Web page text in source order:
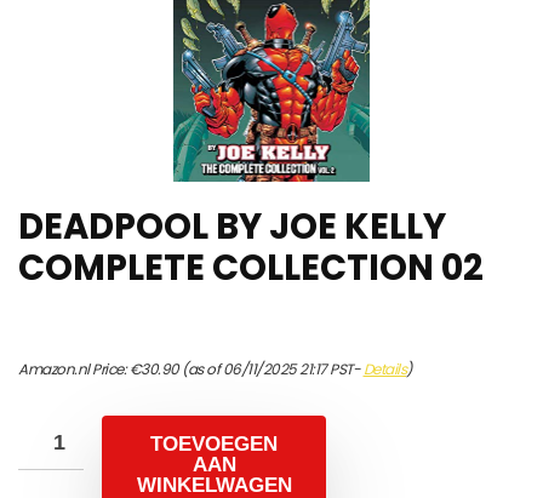
DEADPOOL BY JOE KELLY
COMPLETE COLLECTION 02
Amazon.nl Price:€30.90(as of 06/11/2025 21:17 PST-Details)
TOEVOEGEN
AAN
WINKELWAGEN